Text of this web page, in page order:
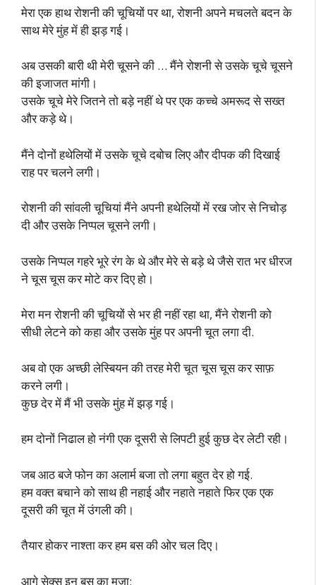
मेरा एक हाथ रोशनी की चूचियों पर था, रोशनी अपने मचलते बदन के
साथ मेरे मुंह में ही झड़ गई।
अब उसकी बारी थी मेरी चूसने की … मैंने रोशनी से उसके चूचे चूसने
की इजाजत मांगी।
उसके चूचे मेरे जितने तो बड़े नहीं थे पर एक कच्चे अमरूद से सख्त
और कड़े थे।
मैंने दोनों हथेलियों में उसके चूचे दबोच लिए और दीपक की दिखाई
राह पर चलने लगी।
रोशनी की सांवली चूचियां मैंने अपनी हथेलियों में रख जोर से निचोड़
दी और उसके निप्पल चूसने लगी।
उसके निप्पल गहरे भूरे रंग के थे और मेरे से बड़े थे जैसे रात भर धीरज
ने चूस चूस कर मोटे कर दिए हो।
मेरा मन रोशनी की चूचियों से भर ही नहीं रहा था, मैंने रोशनी को
सीधी लेटने को कहा और उसके मुंह पर अपनी चूत लगा दी.
अब वो एक अच्छी लेस्बियन की तरह मेरी चूत चूस चूस कर साफ़
करने लगी।
कुछ देर में मैं भी उसके मुंह में झड़ गई।
हम दोनों निढाल हो नंगी एक दूसरी से लिपटी हुई कुछ देर लेटी रही।
जब आठ बजे फोन का अलार्म बजा तो लगा बहुत देर हो गई.
हम वक्त बचाने को साथ ही नहाई और नहाते नहाते फिर एक एक
दूसरी की चूत में उंगली की।
तैयार होकर नाश्ता कर हम बस की ओर चल दिए।
आगे सेक्स इन बस का मजा: